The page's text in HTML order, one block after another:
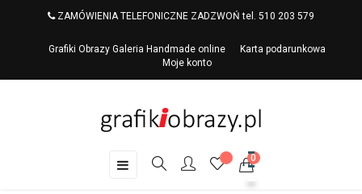
ZAMÓWIENIA TELEFONICZNE ZADZWOŃ tel. 510 203 579
Grafiki Obrazy Galeria Handmade online
Karta podarunkowa
Moje konto
Toggle
☰ 0